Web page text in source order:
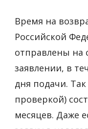
Время на
Российской
отправлены на
заявлении, в
дня подачи.
проверкой)
месяцев. Даже